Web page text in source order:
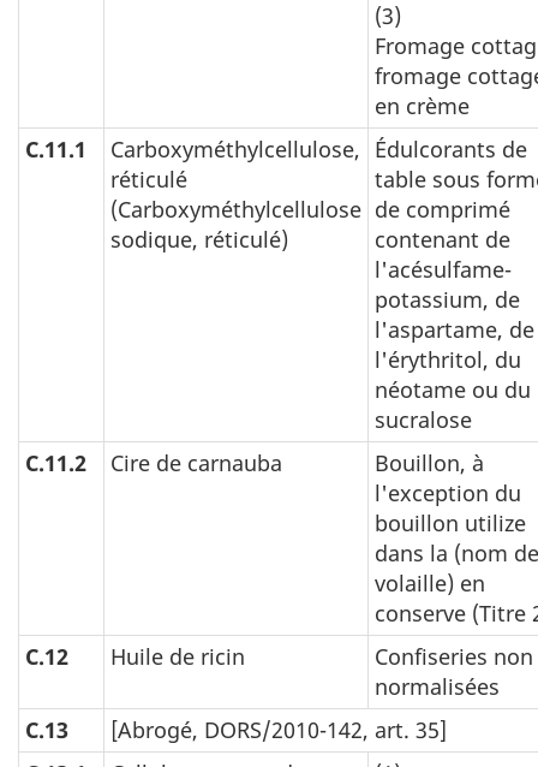
(3)
Fromage
fromage
en crème
C.11.1
Carboxyméthylcellulose,
réticulé
(Carboxyméthylcellulose
sodique, réticulé)
Édulcorants de
table sous
de comprimé
contenant de
l'acésulfame-
potassium, de
l'aspartame, de
l'érythritol, du
néotame ou du
sucralose
C.11.2
Cire de carnauba
Bouillon, à
l'exception du
bouillon utilize
dans la (nom
volaille) en
conserve (Titre
C.12
Huile de ricin
Confiseries non
normalisées
C.13
[Abrogé, DORS/2010-142, art. 35]